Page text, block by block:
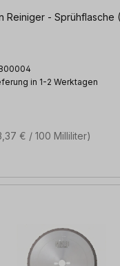
Reiniger - Sprühflasche
in 1-2 Werktagen
€ / 100 Milliliter)